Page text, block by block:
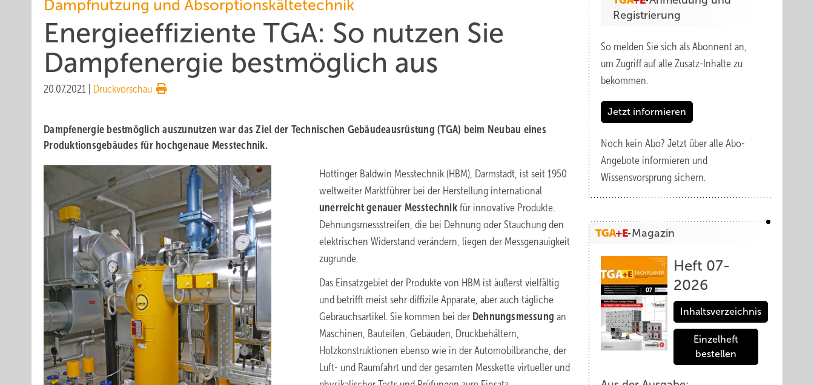
Dampfnutzung und Absorptionskältetechnik
Energieeffiziente TGA: So nutzen Sie
Dampfenergie bestmöglich aus
20.07.2021 Druckvorschau
Dampfenergie bestmöglich auszunutzen war das Ziel der Technischen Gebäudeausrüstung (TGA) beim Neubau eines
Produktionsgebäudes für hochgenaue Messtechnik.
Hottinger Baldwin Messtechnik (HBM), Darmstadt, ist seit 1950
weltweiter Marktführer bei der Herstellung international
unerreicht genauer Messtechnikfür innovative Produkte.
Dehnungsmessstreifen, die bei Dehnung oder Stauchung den
elektrischen Widerstand verändern, liegen der Messgenauigkeit
zugrunde.
Das Einsatzgebiet der Produkte von HBM ist äußerst vielfältig
und betrifft meist sehr diffizile Apparate, aber auch tägliche
Gebrauchsartikel. Sie kommen bei der Dehnungsmessungan
Maschinen, Bauteilen, Gebäuden, Druckbehältern,
Holzkonstruktionen ebenso wie in der Automobilbranche, der
Luft- und Raumfahrt und der gesamten Messkette virtueller und
Registrierung
So melden Sie sich als Abonnent an,
um Zugriff auf alle Zusatz-Inhalte zu
bekommen.
Jetzt informieren
Noch kein Abo? Jetzt über alle Abo-
Angebote informieren und
Wissensvorsprung sichern.
Magazin
Heft 07-
2026
Inhaltsverzeichnis
Einzelheft
bestellen